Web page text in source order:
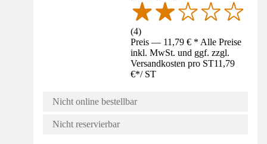
(4)
Preis — 11,79 € * Alle Preise
inkl. MwSt. und ggf. zzgl.
Versandkosten pro ST11,79
€*/ ST
Nicht online bestellbar
Nicht reservierbar